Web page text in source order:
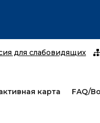
для слабовидящих
карта FAQ/